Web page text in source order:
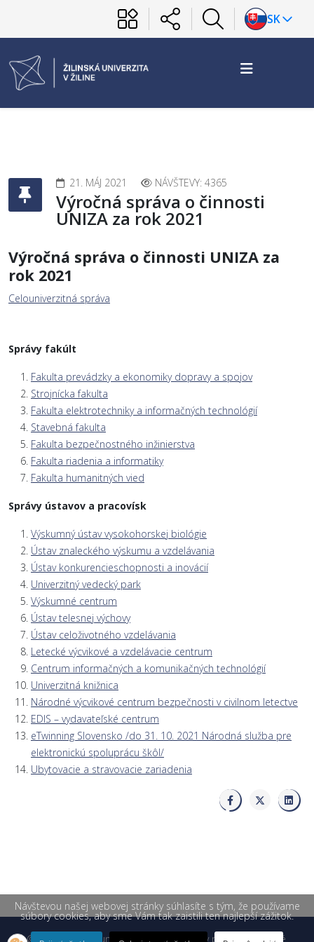
SK
21. MÁJ 2021 NÁVŠTEVY: 4365
Výročná správa o činnosti
UNIZA za rok 2021
Výročná správa o činnosti UNIZA za
rok 2021
Celouniverzitná správa
Správy fakúlt
Fakulta prevádzky a ekonomiky dopravy a spojov
Strojnícka fakulta
Fakulta elektrotechniky a informačných technológií
Stavebná fakulta
Fakulta bezpečnostného inžinierstva
Fakulta riadenia a informatiky
Fakulta humanitných vied
Správy ústavov a pracovísk
Výskumný ústav vysokohorskej biológie
Ústav znaleckého výskumu a vzdelávania
Ústav konkurencieschopnosti a inovácií
Univerzitný vedecký park
Výskumné centrum
Ústav telesnej výchovy
Ústav celoživotného vzdelávania
Letecké výcvikové a vzdelávacie centrum
Centrum informačných a komunikačných technológií
Univerzitná knižnica
Národné výcvikové centrum bezpečnosti v civilnom letectve
EDIS – vydavateľské centrum
eTwinning Slovensko /do 31. 10. 2021 Národná služba pre
elektronickú spoluprácu škôl/
Ubytovacie a stravovacie zariadenia
© 2026 Žilinská univerzita v Žiline. Všetky práva vyhradené.
Návštevou našej webovej stránky súhlasíte s tým, že používame
súbory cookies, aby sme Vám tak zaistili ten najlepší zážitok.